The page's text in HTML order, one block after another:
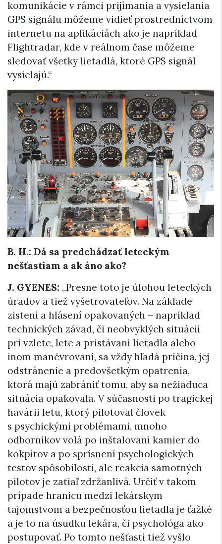
komunikácie v rámci prijímania a vysielania
GPS signálu môžeme vidieť prostredníctvom
internetu na aplikáciách ako je napríklad
Flightradar, kde v reálnom čase môžeme
sledovať všetky lietadlá, ktoré GPS signál
vysielajú.“
B. H.: Dá sa predchádzať leteckým
nešťastiam a ak áno ako?
J. GYENES: „Presne toto je úlohou leteckých
úradov a tiež vyšetrovateľov. Na základe
zistení a hlásení opakovaných – napríklad
technických závad, či neobvyklých situácií
pri vzlete, lete a pristávaní lietadla alebo
inom manévrovaní, sa vždy hľadá príčina, jej
odstránenie a predovšetkým opatrenia,
ktorá majú zabrániť tomu, aby sa nežiaduca
situácia opakovala. V súčasnosti po tragickej
havárii letu, ktorý pilotoval človek
s psychickými problémami, mnoho
odborníkov volá po inštalovaní kamier do
kokpitov a po sprísnení psychologických
testov spôsobilosti, ale reakcia samotných
pilotov je zatiaľ zdržanlivá. Určiť v takom
prípade hranicu medzi lekárskym
tajomstvom a bezpečnosťou lietadla je ťažké
a je to na úsudku lekára, či psychológa ako
postupovať. Po tomto nešťastí tiež vyšlo